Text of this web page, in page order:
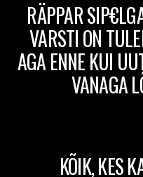
RÄPPAR
VARSTI ON
AGA ENNE KUI
VANAGA
KÕIK, KES